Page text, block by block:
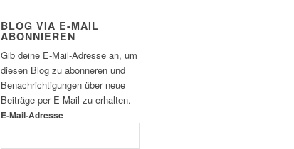
BLOG VIA E-MAIL
ABONNIEREN
Gib deine E-Mail-Adresse an, um
diesen Blog zu abonneren und
Benachrichtigungen über neue
Beiträge per E-Mail zu erhalten.
E-Mail-Adresse